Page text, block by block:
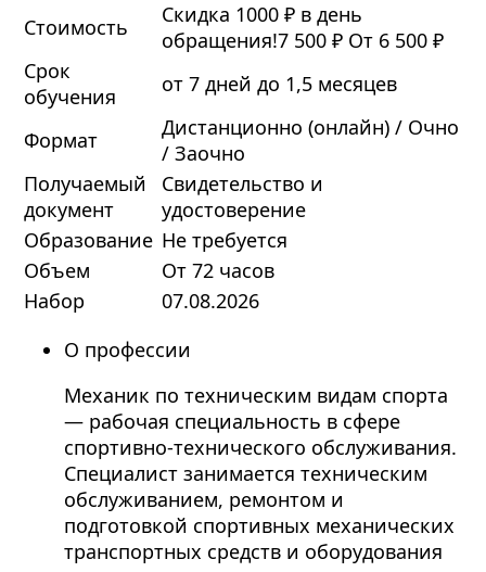
Стоимость
Скидка 1000 ₽ в день
обращения!7 500 ₽ От 6 500 ₽
Срок
обучения
от 7 дней до 1,5 месяцев
Формат
Дистанционно (онлайн) / Очно
/ Заочно
Получаемый
документ
Свидетельство и
удостоверение
Образование Не требуется
Объем
От 72 часов
Набор
07.08.2026
О профессии
Механик по техническим видам спорта
— рабочая специальность в сфере
спортивно-технического обслуживания.
Специалист занимается техническим
обслуживанием, ремонтом и
подготовкой спортивных механических
транспортных средств и оборудования